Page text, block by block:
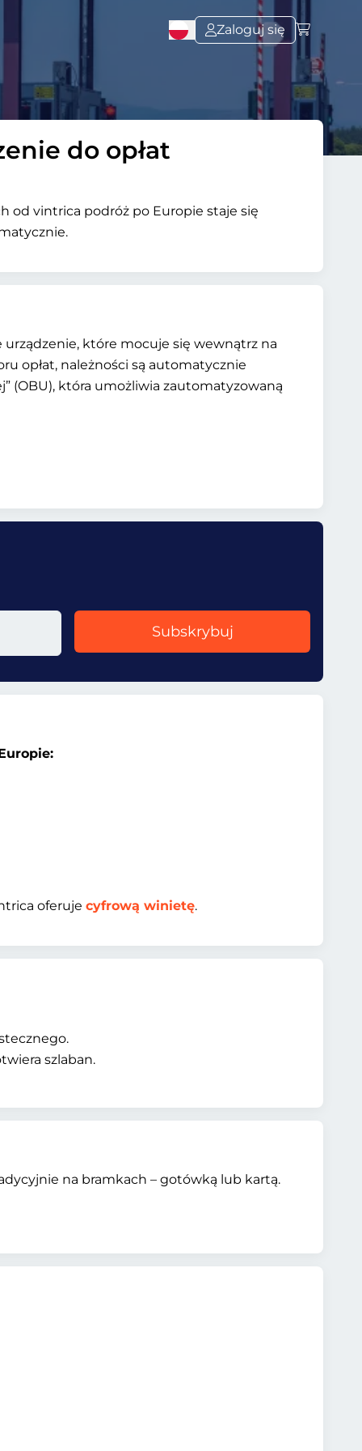
Zaloguj się
do opłat
od vintrica podróż po Europie staje się
które mocuje się wewnątrz na
opłat, należności są automatycznie
(OBU), która umożliwia zautomatyzowaną
Subskrybuj
oferuje cyfrową winietę.
szlaban.
na bramkach – gotówką lub kartą.